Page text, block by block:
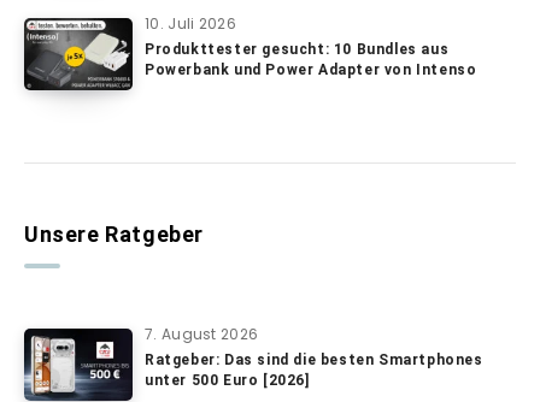
10. Juli 2026
Produkttester gesucht: 10 Bundles aus
Powerbank und Power Adapter von Intenso
Unsere Ratgeber
7. August 2026
Ratgeber: Das sind die besten Smartphones
unter 500 Euro [2026]